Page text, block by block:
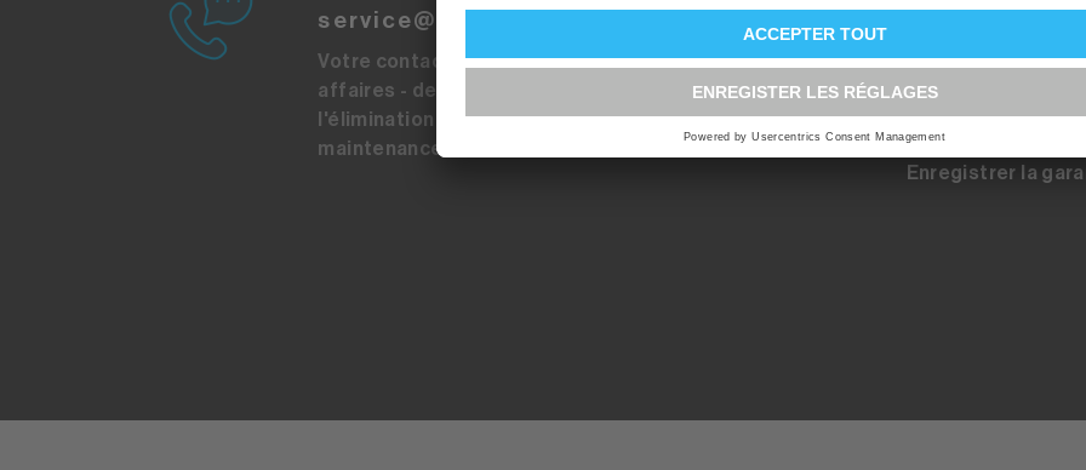
service@sibirgroup.ch
Votre contact pour toutes les
affaires - de l'acquisition à
l'élimination en passant par la
maintenance.
Inscription au
Enregistrer la